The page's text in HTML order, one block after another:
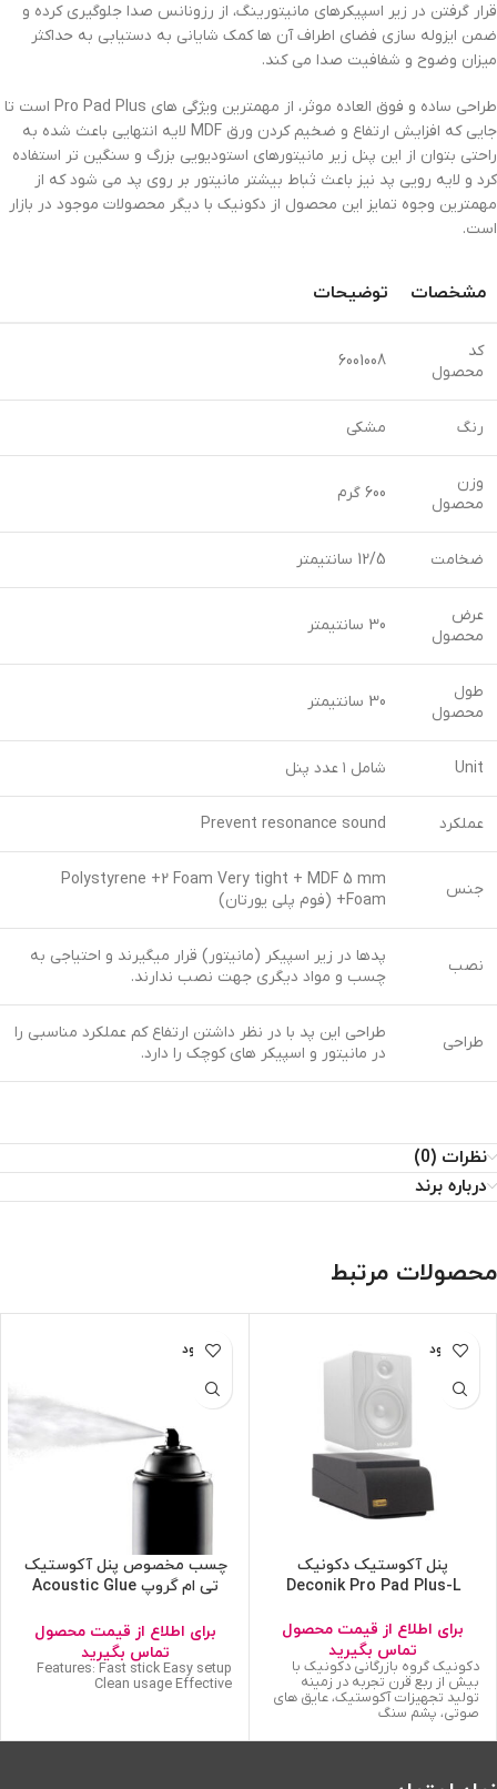
قرار گرفتن در زیر اسپیکرهای مانیتورینگ، از رزونانس صدا جلوگیری کرده و
ضمن ایزوله سازی فضای اطراف آن ها کمک شایانی به دستیابی به حداکثر
میزان وضوح و شفافیت صدا می کند.
طراحی ساده و فوق العاده موثر، از مهمترین ویژگی های Pro Pad Plus است تا
جایی که افزایش ارتفاع و ضخیم کردن ورق MDF لایه انتهایی باعث شده به
راحتی بتوان از این پنل زیر مانیتورهای استودیویی بزرگ و سنگین تر استفاده
کرد و لایه رویی پد نیز باعث ثباط بیشتر مانیتور بر روی پد می شود که از
مهمترین وجوه تمایز این محصول از دکونیک با دیگر محصولات موجود در بازار
است.
مشخصات توضیحات
کد
محصول
6001008
رنگ مشکی
وزن
محصول
600 گرم
ضخامت 12/5 سانتیمتر
عرض
محصول
30 سانتیمتر
طول
محصول
30 سانتیمتر
Unit شامل ۱ عدد پنل
عملکرد Prevent resonance sound
جنس
Polystyrene +2 Foam Very tight + MDF 5 mm
+Foam (فوم پلی یورتان)
نصب
پدها در زیر اسپیکر (مانیتور) قرار میگیرند و احتیاجی به
چسب و مواد دیگری جهت نصب ندارند.
طراحی
طراحی این پد با در نظر داشتن ارتفاع کم عملکرد مناسبی را
در مانیتور و اسپیکر های کوچک را دارد.
نظرات (0)
درباره برند
محصولات مرتبط
ناموجود
پنل آکوستیک دکونیک
Deconik Pro Pad Plus-L
برای اطلاع از قیمت محصول
تماس بگیرید
دکونیک گروه بازرگانی دکونیک با
بیش از ربع قرن تجربه در زمینه
تولید تجهیزات آکوستیک، عایق های
صوتی، پشم سنگ
ناموجود
چسب مخصوص پنل آکوستیک
تی ام گروپ Acoustic Glue
برای اطلاع از قیمت محصول
تماس بگیرید
Features: Fast stick Easy setup
Clean usage Effective